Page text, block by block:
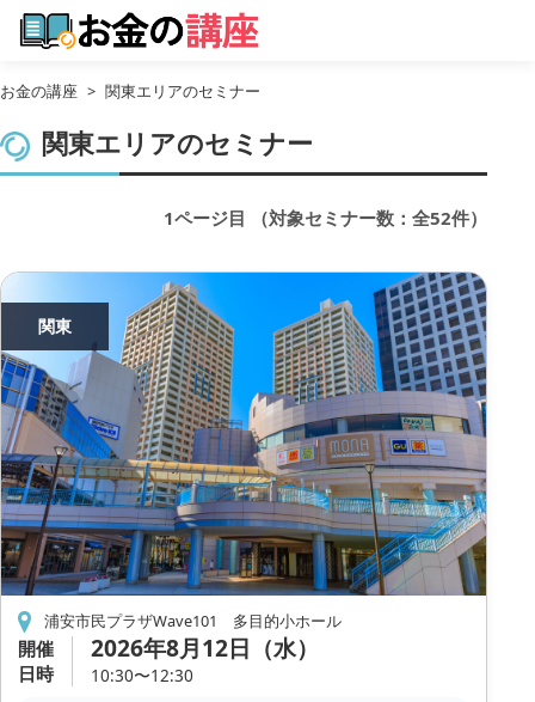
お金の講座 > 関東エリアのセミナー
関東エリアのセミナー
1ページ目 （対象セミナー数：全52件）
関東
浦安市民プラザWave101 多目的小ホール
開催
日時
2026年8月12日（水）
10:30〜12:30